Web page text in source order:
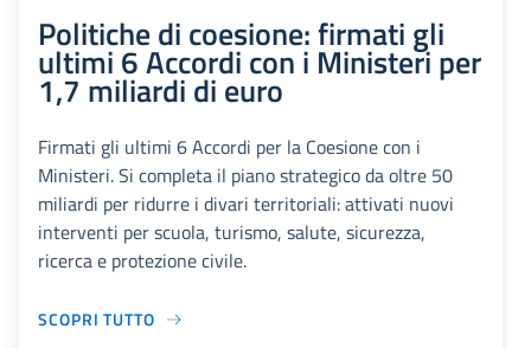
Politiche di coesione: firmati gli
ultimi 6 Accordi con i Ministeri per
1,7 miliardi di euro
Firmati gli ultimi 6 Accordi per la Coesione con i
Ministeri. Si completa il piano strategico da oltre 50
miliardi per ridurre i divari territoriali: attivati nuovi
interventi per scuola, turismo, salute, sicurezza,
ricerca e protezione civile.
SCOPRI TUTTO